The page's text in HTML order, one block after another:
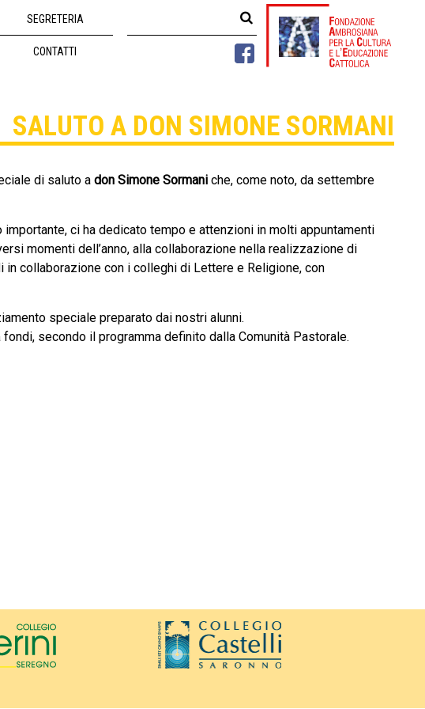
SEGRETERIA
CONTATTI
SALUTO A DON SIMONE SORMANI
di saluto a don Simone Sormaniche, come noto, da settembre
ci ha dedicato tempo e attenzioni in molti appuntamenti
momenti dell’anno, alla collaborazione nella realizzazione di
collaborazione con i colleghi di Lettere e Religione, con
speciale preparato dai nostri alunni.
secondo il programma definito dalla Comunità Pastorale.